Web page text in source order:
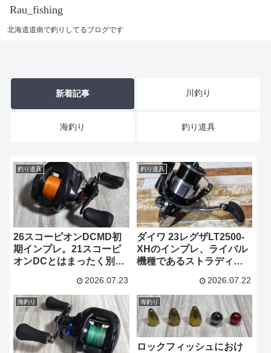
Rau_fishing
北海道道南で釣りしてるブログです
新着記事 川釣り
海釣り 釣り道具
釣り道具
26スコーピオンDCMD初
期インプレ。21スコーピ
オンDCとはまったく別物
2026.07.23
釣り道具
ダイワ 23レグザLT2500-
XHのインプレ、ライバル
機種であるストラディッ
2026.07.22
海釣り 海釣り
ロックフィッシュにおけ